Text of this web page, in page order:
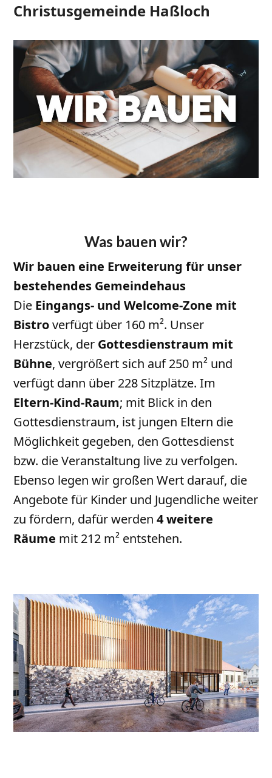
Skip
content
Christusgemeinde Haßloch
Open
menu
Close
menu
Was bauen wir?
Wir bauen eine Erweiterung für unser
bestehendes Gemeindehaus
Die Eingangs- und Welcome-Zone mit
Bistroverfügt über 160 m². Unser
Herzstück, der Gottesdienstraum mit
Bühne, vergrößert sich auf 250 m² und
verfügt dann über 228 Sitzplätze. Im
Eltern-Kind-Raum; mit Blick in den
Gottesdienstraum, ist jungen Eltern die
Möglichkeit gegeben, den Gottesdienst
bzw. die Veranstaltung live zu verfolgen.
Ebenso legen wir großen Wert darauf, die
Angebote für Kinder und Jugendliche weiter
zu fördern, dafür werden4 weitere
Räume mit 212 m² entstehen.